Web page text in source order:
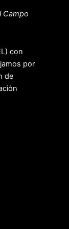
Campo
con
por
de